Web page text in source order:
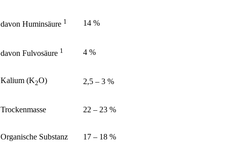
davon Huminsäure 1 14 %
davon Fulvosäure 1 4 %
Kalium (K2O) 2,5 – 3 %
Trockenmasse 22 – 23 %
Organische Substanz 17 – 18 %